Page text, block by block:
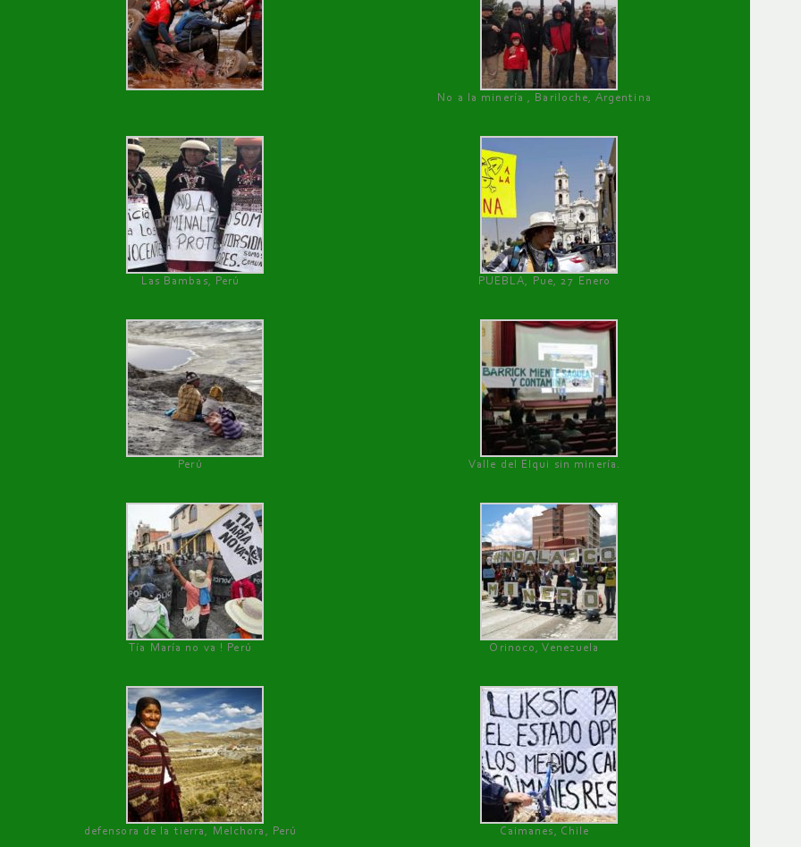
No a la minería , Bariloche, Argentina
Las Bambas, Perú PUEBLA, Pue, 27 Enero
Perú Valle del Elqui sin minería.
Tía María no va ! Perú Orinoco, Venezuela
defensora de la tierra, Melchora, Perú Caimanes, Chile